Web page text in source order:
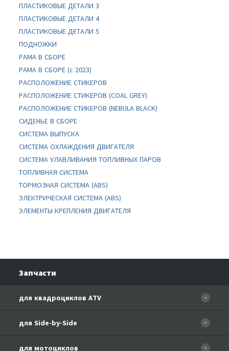
ПЛАСТИКОВЫЕ ДЕТАЛИ 3
ПЛАСТИКОВЫЕ ДЕТАЛИ 4
ПЛАСТИКОВЫЕ ДЕТАЛИ 5
ПОДНОЖКИ
РАМА В СБОРЕ
РАМА В СБОРЕ (с 2023)
РАСПОЛОЖЕНИЕ СТИКЕРОВ
РАСПОЛОЖЕНИЕ СТИКЕРОВ (COAL GREY)
РАСПОЛОЖЕНИЕ СТИКЕРОВ (NEBULA BLACK)
СИДЕНЬЕ В СБОРЕ
СИСТЕМА ВЫПУСКА
СИСТЕМА ОХЛАЖДЕНИЯ ДВИГАТЕЛЯ
СИСТЕМА УЛАВЛИВАНИЯ ТОПЛИВНЫХ ПАРОВ
ТОПЛИВНАЯ СИСТЕМА
ТОРМОЗНАЯ СИСТЕМА (ABS)
ЭЛЕКТРИЧЕСКАЯ СИСТЕМА (ABS)
ЭЛЕМЕНТЫ КРЕПЛЕНИЯ ДВИГАТЕЛЯ
Запчасти
для квадроциклов ATV
CFORCE 110 EFI
CF500-A Basic
для Side-by-Side
для мотоциклов